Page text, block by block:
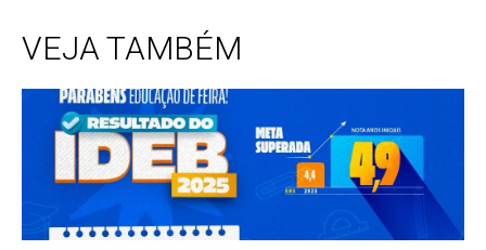
VEJA TAMBÉM